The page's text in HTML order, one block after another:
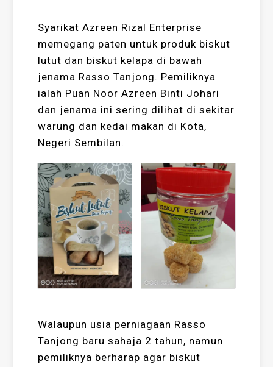
Syarikat Azreen Rizal Enterprise
memegang paten untuk produk biskut
lutut dan biskut kelapa di bawah
jenama Rasso Tanjong. Pemiliknya
ialah Puan Noor Azreen Binti Johari
dan jenama ini sering dilihat di sekitar
warung dan kedai makan di Kota,
Negeri Sembilan.
Walaupun usia perniagaan Rasso
Tanjong baru sahaja 2 tahun, namun
pemiliknya berharap agar biskut